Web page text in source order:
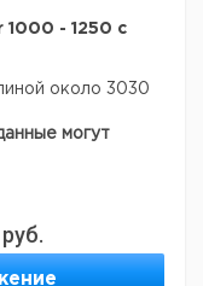
1000 - 1250 с
около 3030
могут
руб.